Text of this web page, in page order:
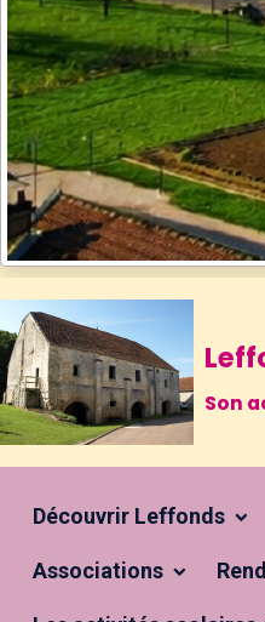
Son
Découvrir Leffonds
Associations